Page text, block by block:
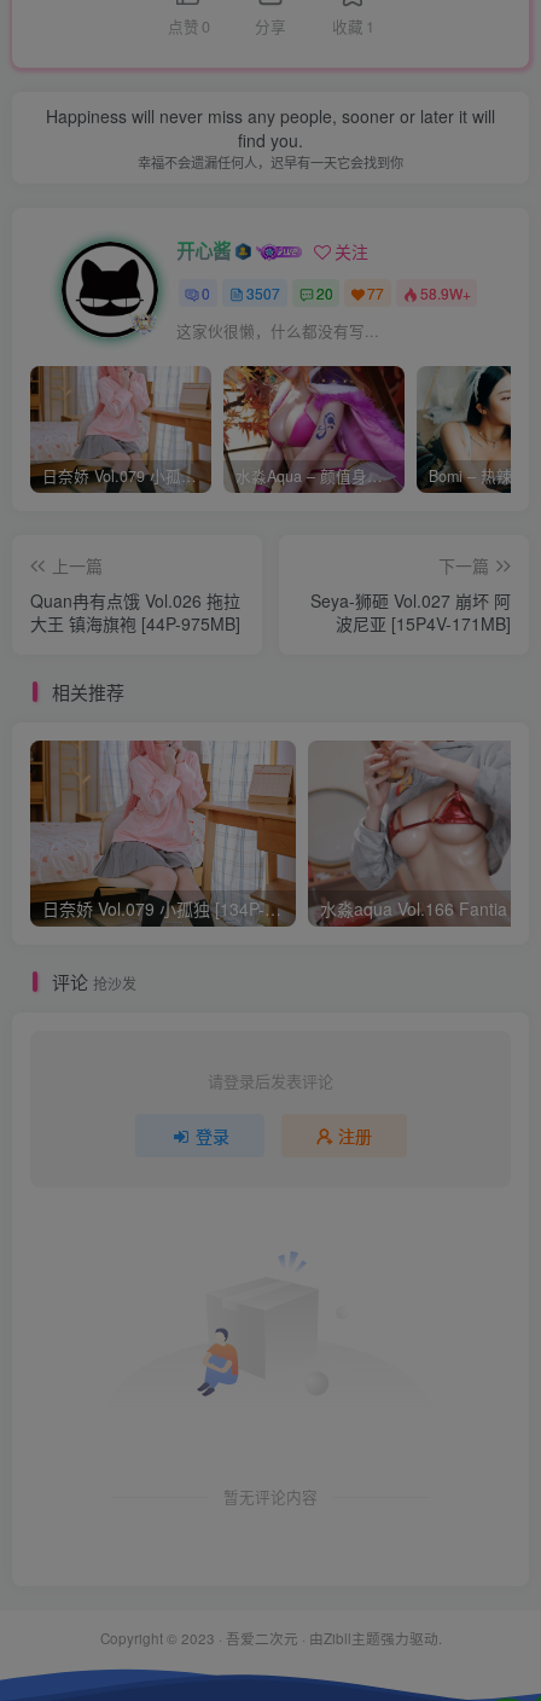
点赞 0 分享 收藏 1
Happiness will never miss any people, sooner or later it will
find you.
幸福不会遗漏任何人，迟早有一天它会找到你
开心酱 关注
0 3507 20 77 58.9W+
这家伙很懒，什么都没有写...
日奈娇 Vol.079 小孤独 [134P-1.84GB] 水淼Aqua – 颜值身材双在线 火爆日本 Cos写真作品合集
上一篇
Quan冉有点饿 Vol.026 拖拉
大王 镇海旗袍 [44P-975MB]
下一篇
Seya-狮砸 Vol.027 崩坏 阿
波尼亚 [15P4V-171MB]
相关推荐
日奈娇 Vol.079 小孤独 [134P-1.84GB]
评论 抢沙发
请登录后发表评论
登录 注册
暂无评论内容
Copyright © 2023 · 吾爱二次元 · 由Zibll主题强力驱动.